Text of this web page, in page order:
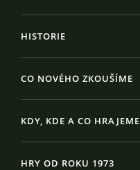
HISTORIE
CO NOVÉHO ZKOUŠÍME
KDY, KDE A CO HRAJEME
HRY OD ROKU 1973